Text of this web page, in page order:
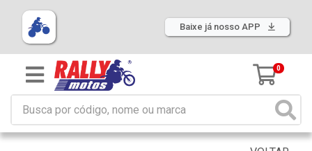
Baixe já nosso APP
0